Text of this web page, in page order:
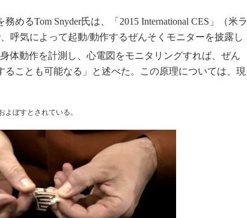
めるTom Snyder氏は、「2015 International CES」（米ラ
呼気によって起動/動作するぜんそくモニターを披露し
体動作を計測し、心電図をモニタリングすれば、ぜん
ることも可能なる」と述べた。この原理については、現
よぼすとされている。